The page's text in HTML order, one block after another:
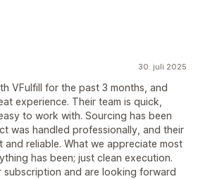
30. juli 2025
VFulfill for the past 3 months, and
experience. Their team is quick,
to work with. Sourcing has been
was handled professionally, and their
and reliable. What we appreciate most
has been; just clean execution.
subscription and are looking forward